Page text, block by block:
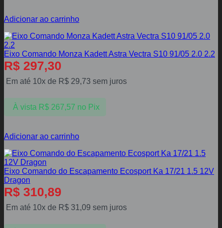
Adicionar ao carrinho
Eixo Comando Monza Kadett Astra Vectra S10 91/05 2.0 2.2
R$ 297,30
Em até 10x de R$ 29,73 sem juros
À vista R$267,57 no Pix
Adicionar ao carrinho
Eixo Comando do Escapamento Ecosport Ka 17/21 1.5 12V
Dragon
R$ 310,89
Em até 10x de R$ 31,09 sem juros